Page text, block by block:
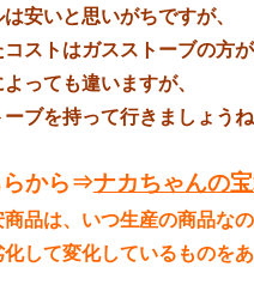
安いと思いがちですが、
はガスストーブの方が
ても違いますが、
持って行きましょうね
から⇒ナカちゃんの
品は、いつ生産の商品なの
して変化しているものを